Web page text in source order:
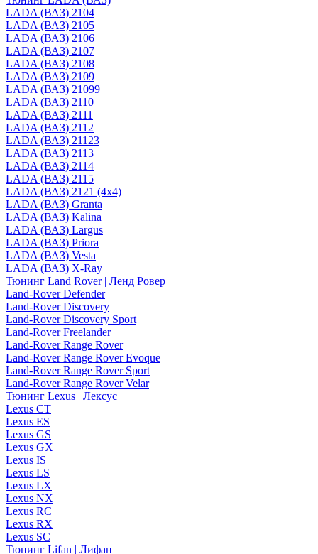
LADA (ВАЗ) 2104
LADA (ВАЗ) 2105
LADA (ВАЗ) 2106
LADA (ВАЗ) 2107
LADA (ВАЗ) 2108
LADA (ВАЗ) 2109
LADA (ВАЗ) 21099
LADA (ВАЗ) 2110
LADA (ВАЗ) 2111
LADA (ВАЗ) 2112
LADA (ВАЗ) 21123
LADA (ВАЗ) 2113
LADA (ВАЗ) 2114
LADA (ВАЗ) 2115
LADA (ВАЗ) 2121 (4x4)
LADA (ВАЗ) Granta
LADA (ВАЗ) Kalina
LADA (ВАЗ) Largus
LADA (ВАЗ) Priora
LADA (ВАЗ) Vesta
LADA (ВАЗ) X-Ray
Тюнинг Land Rover | Ленд Ровер
Land-Rover Defender
Land-Rover Discovery
Land-Rover Discovery Sport
Land-Rover Freelander
Land-Rover Range Rover
Land-Rover Range Rover Evoque
Land-Rover Range Rover Sport
Land-Rover Range Rover Velar
Тюнинг Lexus | Лексус
Lexus CT
Lexus ES
Lexus GS
Lexus GX
Lexus IS
Lexus LS
Lexus LX
Lexus NX
Lexus RC
Lexus RX
Lexus SC
Тюнинг Lifan | Лифан